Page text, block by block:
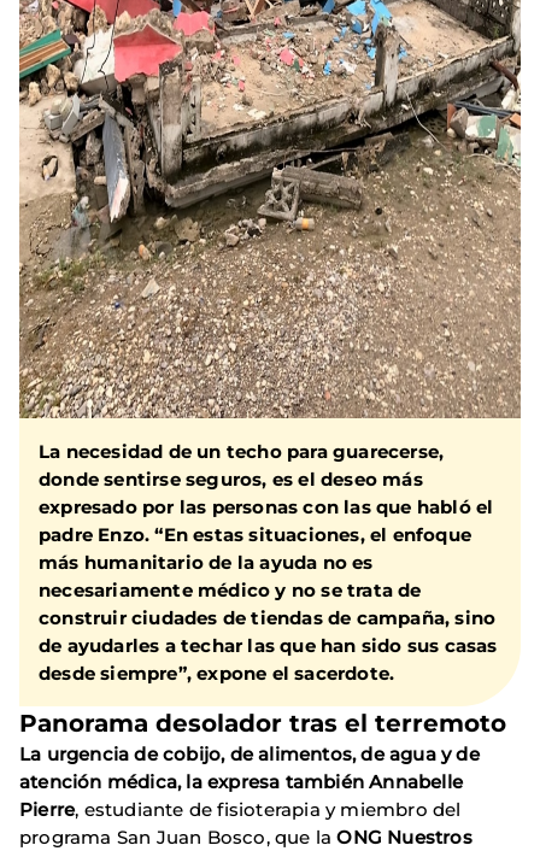
La necesidad de un techo para guarecerse,
donde sentirse seguros, es el deseo más
expresado por las personas con las que habló el
padre Enzo. “En estas situaciones, el enfoque
más humanitario de la ayuda no es
necesariamente médico y no se trata de
construir ciudades de tiendas de campaña, sino
de ayudarles a techar las que han sido sus casas
desde siempre”, expone el sacerdote.
Panorama desolador tras el terremoto
La urgencia de cobijo, de alimentos, de agua y de
atención médica, la expresa también Annabelle
Pierre, estudiante de fisioterapia y miembro del
programa San Juan Bosco, que laONG Nuestros